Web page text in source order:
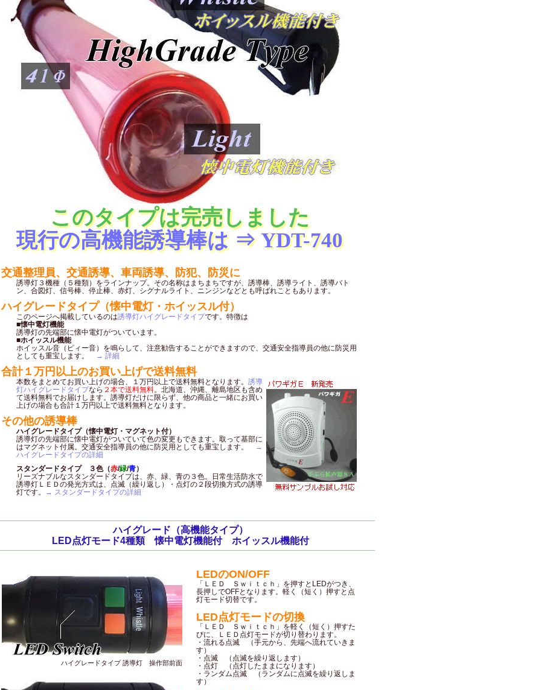
このタイプは完売しました
現行の高機能誘導棒は ⇒ YDT-740
交通整理員、交通誘導、車両誘導、防犯、防災に
誘導灯３機種（５種類）をラインナップ。その名称はまちまちですが、誘導棒、誘導ライト、誘導バト
ン、合図灯、信号棒、停止棒、赤灯、シグナルライト、ニンジンなどとも呼ばれこともあります。
ハイグレードタイプ（懐中電灯・ホイッスル付）
このページへ掲載しているのは誘導灯ハイグレードタイプです。特徴は
■懐中電灯機能
誘導灯の先端部に懐中電灯がついています。
■ホイッスル機能
ホイッスル音（ピィー音）を鳴らして、注意勧告することができますので、交通安全指導員の他に防災用
としても重宝します。
→ 詳細
合計１万円以上のお買い上げで送料無料
本数をまとめてお買い上げの場合、１万円以上で送料無料となります。 誘導
灯ハイグレードタイプなら ２本で送料無料。北海道、沖縄、離島地区も含め
て送料無料でお届けします。誘導灯だけに限らず、他の商品と一緒にお買い
上げの場合も合計１万円以上で送料無料となります。
その他の誘導棒
ハイグレードタイプ（懐中電灯・マグネット付）
誘導灯の先端部に懐中電灯がついていて色の変更もできます。取って基部に
はマグネット付属。交通安全指導員の他に防災用としても重宝します。
→
ハイグレードタイプの詳細
スタンダードタイプ ３色（赤/緑/青）
リーズナブルなスタンダードタイプは、赤、緑、青の３色。日常生活防水で
誘導灯ＬＥＤの発光方式は、点滅（繰り返し）・点灯の２段切換方式の誘導
灯です。
→ スタンダードタイプの詳細
ハイグレード（高機能タイプ）
LED点灯モード4種類 懐中電灯機能付 ホイッスル機能付
ハイグレードタイプ 誘導灯 操作部前面
LEDのON/OFF
「ＬＥＤ Ｓｗｉｔｃｈ」を押すとLEDがつき、
長押しでOFFとなります。軽く（短く）押すと点
灯モード切替です。
LED点灯モードの切換
「ＬＥＤ Ｓｗｉｔｃｈ」を軽く（短く）押すた
びに、ＬＥＤ点灯モードが切り替わります。
・流れる点滅 （手元から、先端へ流れていきま
す）
・点滅 （点滅を繰り返します）
・点灯 （点灯したままになります）
・ランダム点滅 （ランダムに点滅を繰り返しま
す）